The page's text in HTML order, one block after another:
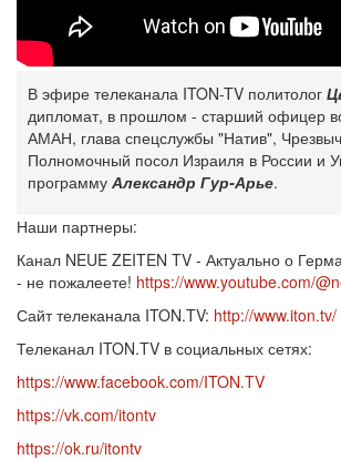
В эфире телеканала ITON-TV политолог
дипломат, в прошлом - старший офицер
АМАН, глава спецслужбы "Натив",
Полномочный посол Израиля в России и
программу Александр Гур-Арье.
Наши партнеры:
Канал NEUE ZEITEN TV - Актуально о
- не пожалеете! https://www.youtube.com/
Сайт телеканала ITON.TV: http://www.iton.tv/
Телеканал ITON.TV в социальных сетях:
https://www.facebook.com/ITON.TV
https://vk.com/itontv
https://ok.ru/itontv